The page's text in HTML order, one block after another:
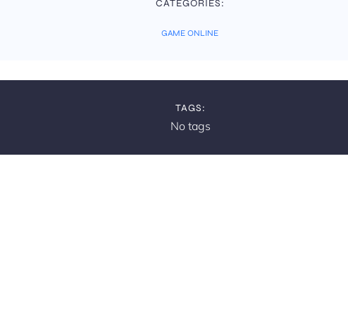
CATEGORIES:
GAME ONLINE
TAGS:
No tags